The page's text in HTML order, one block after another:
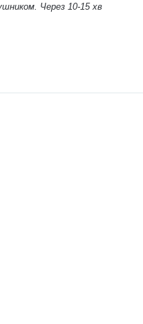
Через 10-15 хв